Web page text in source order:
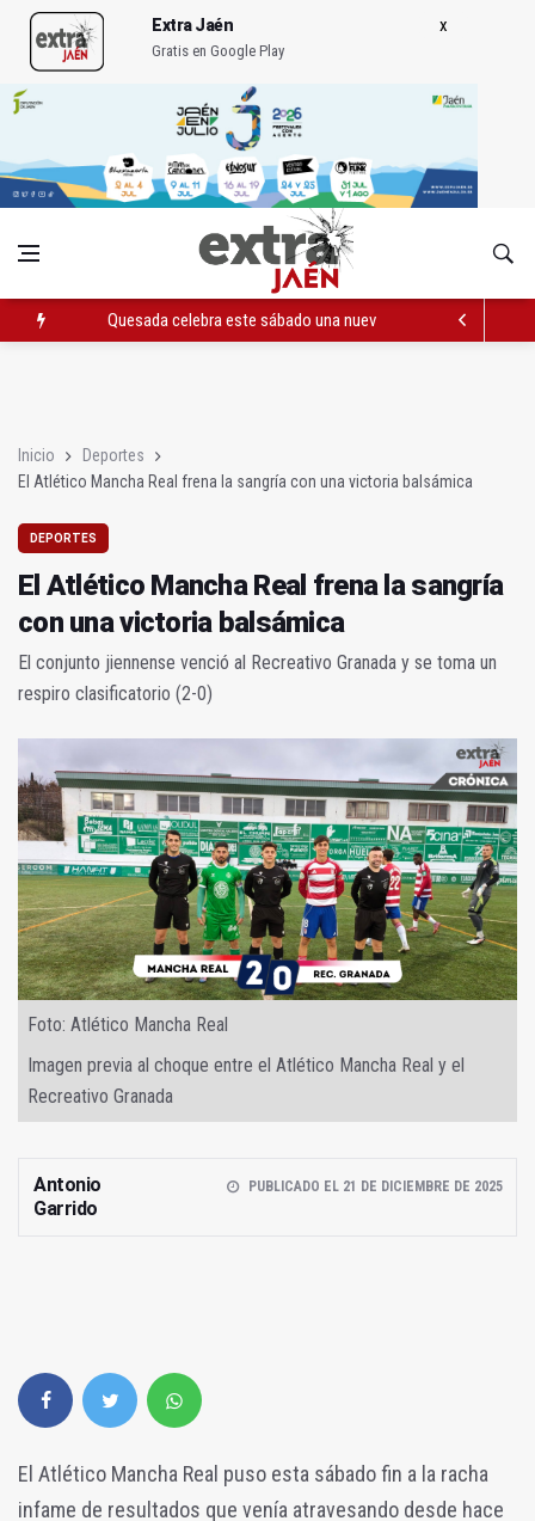
Extra Jaén
Gratis en Google Play
Quesada celebra este sábado una nueva jornada de Orgullo
Inicio
Deportes
El Atlético Mancha Real frena la sangría con una victoria balsámica
DEPORTES
El Atlético Mancha Real frena la sangría
con una victoria balsámica
El conjunto jiennense venció al Recreativo Granada y se toma un
respiro clasificatorio (2-0)
Foto: Atlético Mancha Real
Imagen previa al choque entre el Atlético Mancha Real y el
Recreativo Granada
Antonio
Garrido
PUBLICADO EL 21 DE DICIEMBRE DE 2025
El Atlético Mancha Real puso esta sábado fin a la racha
infame de resultados que venía atravesando desde hace